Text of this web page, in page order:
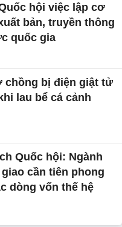
hội việc lập cơ
bản, truyền thông
quốc gia
chồng bị điện giật tử
lau bể cá cảnh
Quốc hội: Ngành
giao cần tiên phong
dòng vốn thế hệ